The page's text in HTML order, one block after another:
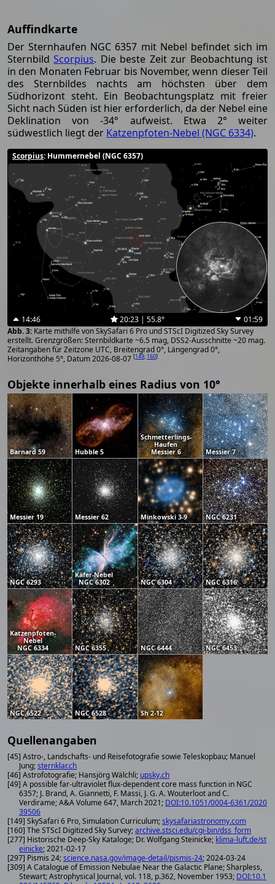
Auffindkarte
Der Sternhaufen NGC 6357 mit Nebel befindet sich im
SternbildScorpius. Die beste Zeit zur Beobachtung ist
in den Monaten Februar bis November, wenn dieser Teil
des Sternbildes nachts am höchsten über dem
Südhorizont steht. Ein Beobachtungsplatz mit freier
Sicht nach Süden ist hier erforderlich, da der Nebel eine
Deklination von -34° aufweist. Etwa 2° weiter
südwestlich liegt der Katzenpfoten-Nebel (NGC 6334).
Scorpius: Hummernebel (NGC 6357)
14:46 20:23 | 55.8°
01:59
Karte mithilfe von SkySafari 6 Pro und STScI Digitized Sky Survey
erstellt. Grenzgrößen: Sternbildkarte ~6.5 mag, DSS2-Ausschnitte ~20 mag.
Zeitangaben für Zeitzone UTC, Breitengrad 0°, Längengrad 0°,
Horizonthöhe 5°, Datum 2026-08-07 [149, 160]
Objekte innerhalb eines Radius von 10°
Barnard 59 Hubble 5
Schmetterlings-
Haufen
Messier 6
Messier 7
Messier 19 Messier 62 Minkowski 3-9 NGC 6231
NGC 6293
Käfer-Nebel
NGC 6302
NGC 6304 NGC 6316
Katzenpfoten-
Nebel
NGC 6334
NGC 6355 NGC 6444 NGC 6453
NGC 6522 NGC 6528 Sh 2-12
Quellenangaben
[45] Astro-, Landschafts- und Reisefotografie sowie Teleskopbau; Manuel
Jung;sternklar.ch
[46] Astrofotografie; Hansjörg Wälchli; upsky.ch
[49] A possible far-ultraviolet flux-dependent core mass function in NGC
6357; J. Brand, A. Giannetti, F. Massi, J. G. A. Wouterloot and C.
Verdirame; A&A Volume 647, March 2021; DOI:10.1051/0004-6361/2020
39506
[149] SkySafari 6 Pro, Simulation Curriculum;skysafariastronomy.com
[160] The STScI Digitized Sky Survey;archive.stsci.edu/cgi-bin/dss_form
[277] Historische Deep-Sky Kataloge; Dr. Wolfgang Steinicke; klima-luft.de/st
einicke; 2021-02-17
[297] Pismis 24;science.nasa.gov/image-detail/pismis-24; 2024-03-24
[309] A Catalogue of Emission Nebulae Near the Galactic Plane; Sharpless,
Stewart; Astrophysical Journal, vol. 118, p.362, November 1953; DOI:10.1